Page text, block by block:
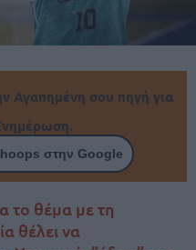
Αγαπημένη σου πηγή για
στην Google
το θέμα με τη
θέλει να